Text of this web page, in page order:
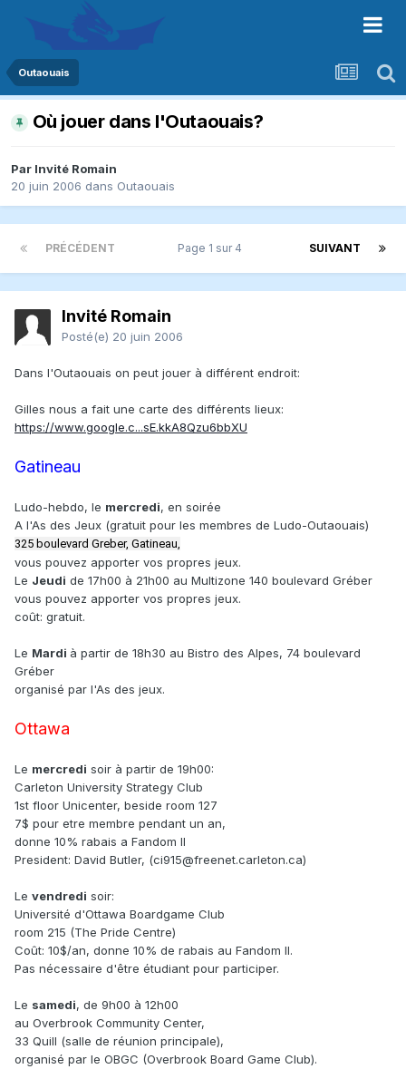
Outaouais
Où jouer dans l'Outaouais?
Par Invité Romain
20 juin 2006 dans Outaouais
PRÉCÉDENT SUIVANT
Page 1 sur 4
Invité Romain
Posté(e) 20 juin 2006
Dans l'Outaouais on peut jouer à différent endroit:
Gilles nous a fait une carte des différents lieux:
https://www.google.c...sE.kkA8Qzu6bbXU
Gatineau
Ludo-hebdo, le mercredi, en soirée
A l'As des Jeux (gratuit pour les membres de Ludo-Outaouais)
325 boulevard Greber, Gatineau,
vous pouvez apporter vos propres jeux.
Le Jeudi de 17h00 à 21h00 au Multizone 140 boulevard Gréber
vous pouvez apporter vos propres jeux.
coût: gratuit.
Le Mardi à partir de 18h30 au Bistro des Alpes, 74 boulevard
Gréber
organisé par l'As des jeux.
Ottawa
Le mercredi soir à partir de 19h00:
Carleton University Strategy Club
1st floor Unicenter, beside room 127
7$ pour etre membre pendant un an,
donne 10% rabais a Fandom II
President: David Butler, (ci915@freenet.carleton.ca)
Le vendredi soir:
Université d'Ottawa Boardgame Club
room 215 (The Pride Centre)
Coût: 10$/an, donne 10% de rabais au Fandom II.
Pas nécessaire d'être étudiant pour participer.
Le samedi, de 9h00 à 12h00
au Overbrook Community Center,
33 Quill (salle de réunion principale),
organisé par le OBGC (Overbrook Board Game Club).